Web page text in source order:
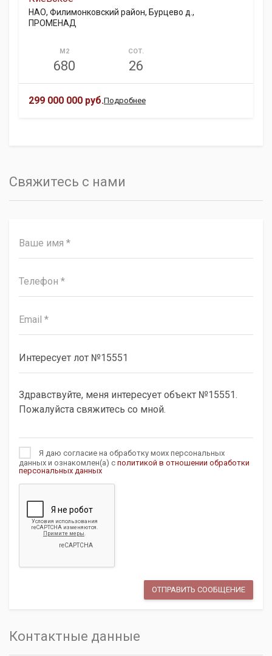
НАО, Филимонковский район, Бурцево д.,
ПРОМЕНАД
М2
680
СОТ.
26
299 000 000 руб.Подробнее
Свяжитесь с нами
Я даю согласие на обработку моих персональных
данных и ознакомлен(а) с политикой в отношении обработки
персональных данных
Контактные данные